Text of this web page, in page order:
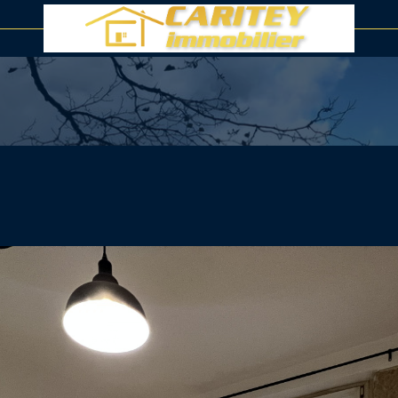
Estimer
1
LOCALISATION BUDGET
voir les9annonces